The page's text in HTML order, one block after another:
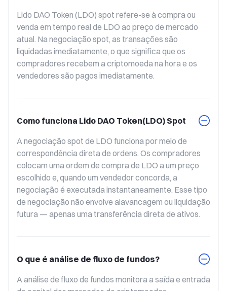
Lido DAO Token (LDO) spot refere-se à compra ou
venda em tempo real de LDO ao preço de mercado
atual. Na negociação spot, as transações são
liquidadas imediatamente, o que significa que os
compradores recebem a criptomoeda na hora e os
vendedores são pagos imediatamente.
Como funciona Lido DAO Token(LDO) Spot
A negociação spot de LDO funciona por meio de
correspondência direta de ordens. Os compradores
colocam uma ordem de compra de LDO a um preço
escolhido e, quando um vendedor concorda, a
negociação é executada instantaneamente. Esse tipo
de negociação não envolve alavancagem ou liquidação
futura — apenas uma transferência direta de ativos.
O que é análise de fluxo de fundos?
A análise de fluxo de fundos monitora a saída e entrada